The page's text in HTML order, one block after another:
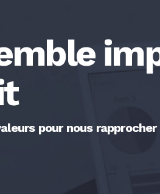
pour nous rapprocher